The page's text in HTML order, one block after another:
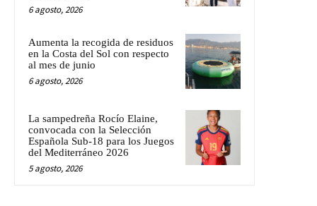
6 agosto, 2026
Aumenta la recogida de residuos
en la Costa del Sol con respecto
al mes de junio
6 agosto, 2026
La sampedreña Rocío Elaine,
convocada con la Selección
Española Sub-18 para los Juegos
del Mediterráneo 2026
5 agosto, 2026